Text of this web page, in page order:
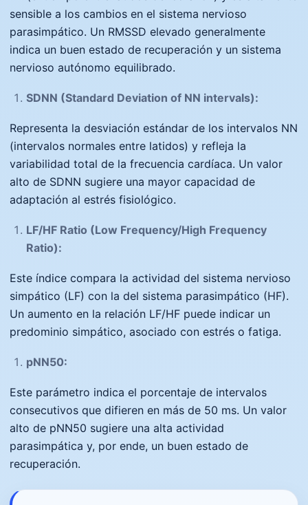
sensible a los cambios en el sistema nervioso
parasimpático. Un RMSSD elevado generalmente
indica un buen estado de recuperación y un sistema
nervioso autónomo equilibrado.
SDNN (Standard Deviation of NN intervals):
Representa la desviación estándar de los intervalos NN
(intervalos normales entre latidos) y refleja la
variabilidad total de la frecuencia cardíaca. Un valor
alto de SDNN sugiere una mayor capacidad de
adaptación al estrés fisiológico.
LF/HF Ratio (Low Frequency/High Frequency
Ratio):
Este índice compara la actividad del sistema nervioso
simpático (LF) con la del sistema parasimpático (HF).
Un aumento en la relación LF/HF puede indicar un
predominio simpático, asociado con estrés o fatiga.
pNN50:
Este parámetro indica el porcentaje de intervalos
consecutivos que difieren en más de 50 ms. Un valor
alto de pNN50 sugiere una alta actividad
parasimpática y, por ende, un buen estado de
recuperación.